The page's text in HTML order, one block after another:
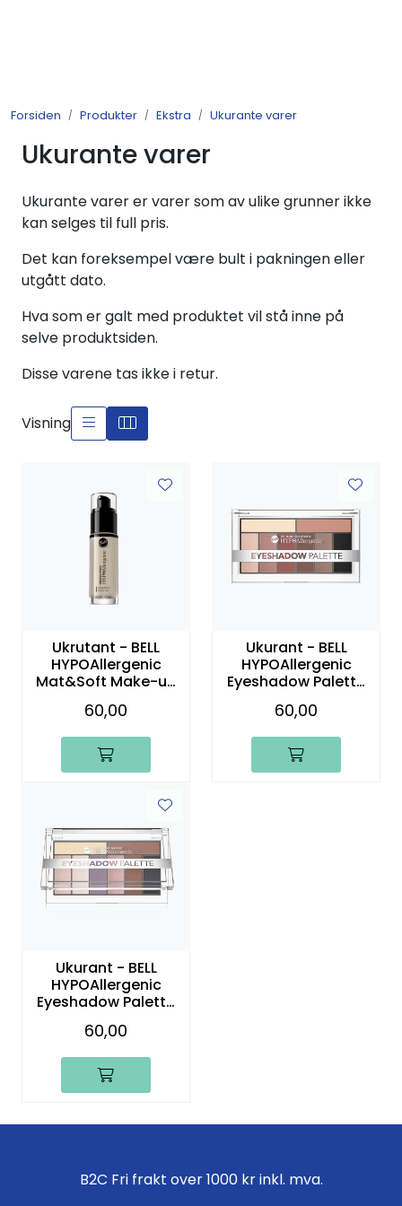
Forsiden Produkter Ekstra Ukurante varer
Ukurante varer
Ukurante varer er varer som av ulike grunner ikke
kan selges til full pris.
Det kan foreksempel være bult i pakningen eller
utgått dato.
Hva som er galt med produktet vil stå inne på
selve produktsiden.
Disse varene tas ikke i retur.
Visning
Ukrutant - BELL
HYPOAllergenic
Mat&Soft Make-up
60,00
Ukurant - BELL
HYPOAllergenic
Eyeshadow Palette
60,00
Ukurant - BELL
HYPOAllergenic
Eyeshadow Palette
60,00
B2C Fri frakt over 1000 kr inkl. mva.
Nyheter
Alle varer
Månedens bestselgere
Etter merke
Julekatalog 2026